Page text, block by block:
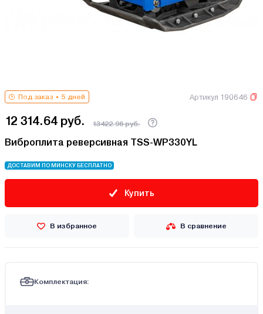
Под заказ 5 дней Артикул 190646
12 314.64 руб. 13422.96 руб.
Виброплита реверсивная TSS-WP330YL
ДОСТАВИМ ПО МИНСКУ БЕСПЛАТНО
Купить
В избранное В сравнение
Комплектация: